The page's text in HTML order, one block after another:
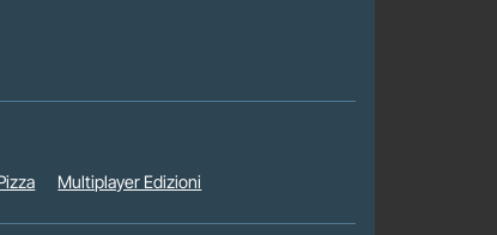
Multiplayer Edizioni